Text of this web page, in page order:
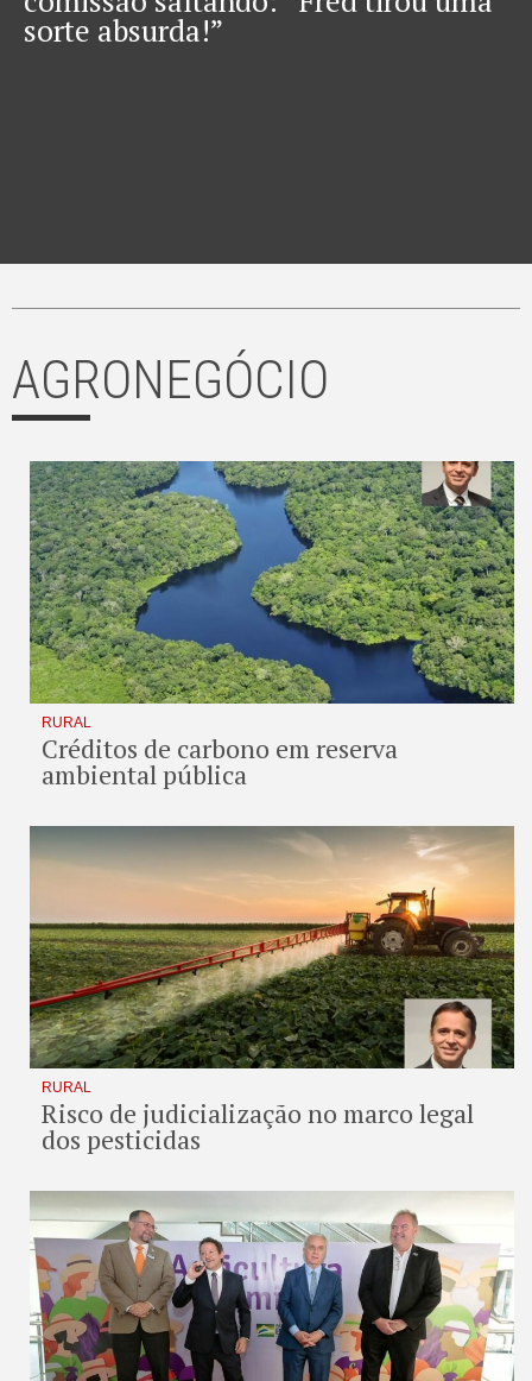
sorte absurda!”
AGRONEGÓCIO
RURAL
Créditos de carbono em reserva
ambiental pública
RURAL
Risco de judicialização no marco legal
dos pesticidas